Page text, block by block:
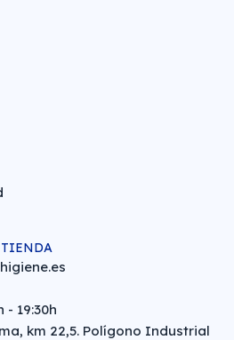
- 19:30h
km 22,5. Polígono Industrial